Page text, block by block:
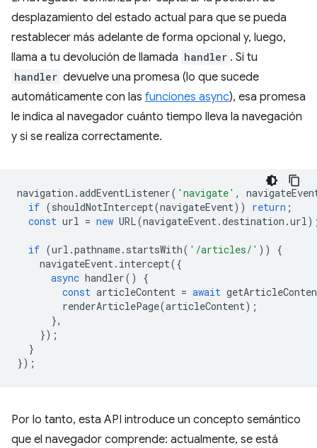
desplazamiento del estado actual para que se pueda
restablecer más adelante de forma opcional y, luego,
llama a tu devolución de llamada handler . Si tu
handler devuelve una promesa (lo que sucede
automáticamente con las funciones async), esa promesa
le indica al navegador cuánto tiempo lleva la navegación
y si se realiza correctamente.
navigation .addEventListener( 'navigate' ,
if (shouldNotIntercept(navigateEvent)) return ;
const url = new URL(navigateEvent.destination .url
if (url .pathname. startsWith( '/articles/' ))
{
navigateEvent. intercept({
async handler()
{
const articleContent = await
renderArticlePage(articleContent);
},
});
}
});
Por lo tanto, esta API introduce un concepto semántico
que el navegador comprende: actualmente, se está